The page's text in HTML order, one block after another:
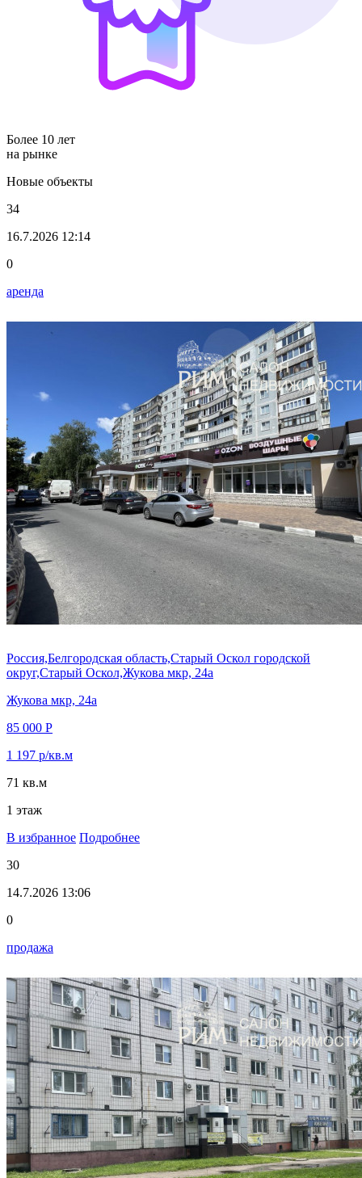
Более 10 лет
на рынке
Новые объекты
34
16.7.2026 12:14
0
аренда
Россия,Белгородская область,Старый Оскол городской
округ,Старый Оскол,Жукова мкр, 24а
Жукова мкр, 24а
85 000 Р
1 197 р/кв.м
71 кв.м
1 этаж
В избранное Подробнее
30
14.7.2026 13:06
0
продажа